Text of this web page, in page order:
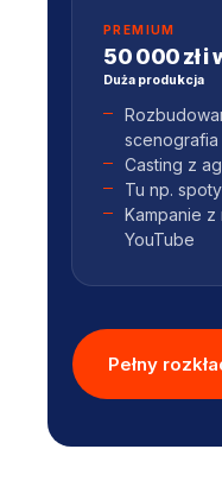
PREMIUM
50 000 zł i
Duża produkcja
Casting z
Tu np.
Kampanie z
YouTube
Pełny